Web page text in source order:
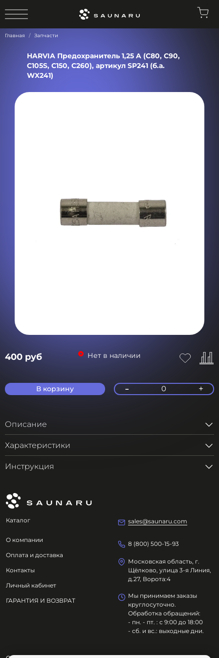
Главная Запчасти
HARVIA Предохранитель 1,25 A (C80, C90,
C105S, C150, C260), артикул SP241 (б.а.
WX241)
400 руб Нет в наличии
В корзину - 0 +
Описание
Характеристики
Инструкция
Каталог
О компании
Оплата и доставка
Контакты
Личный кабинет
ГАРАНТИЯ И ВОЗВРАТ
sales@saunaru.com
8 (800) 500-15-93
Московская область, г.
Щёлково, улица 3-я Линия,
д.27, Ворота:4
Мы принимаем заказы
круглосуточно.
Обработка обращений:
- пн. - пт. : с 9:00 до 18:00
- сб. и вс.: выходные дни.